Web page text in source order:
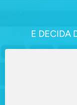
E DECIDA